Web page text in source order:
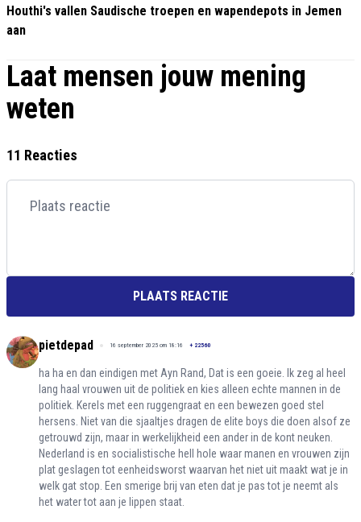
Houthi's vallen Saudische troepen en wapendepots in Jemen
aan
Laat mensen jouw mening
weten
11 Reacties
PLAATS REACTIE
pietdepad 16 september 2025 om 18:16 + 22560
ha ha en dan eindigen met Ayn Rand, Dat is een goeie. Ik zeg al heel
lang haal vrouwen uit de politiek en kies alleen echte mannen in de
politiek. Kerels met een ruggengraat en een bewezen goed stel
hersens. Niet van die sjaaltjes dragen de elite boys die doen alsof ze
getrouwd zijn, maar in werkelijkheid een ander in de kont neuken.
Nederland is en socialistische hell hole waar manen en vrouwen zijn
plat geslagen tot eenheidsworst waarvan het niet uit maakt wat je in
welk gat stop. Een smerige brij van eten dat je pas tot je neemt als
het water tot aan je lippen staat.